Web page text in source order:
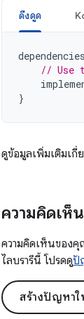
ดึงดูด
dependencies
// Use
}
ดูข้อมูลเพิ่มเติมเกี่
ความคิดเห็น
ความคิดเห็นของ
ไลบรารีนี้ โปรดดูปั
สร้างปัญหาใ